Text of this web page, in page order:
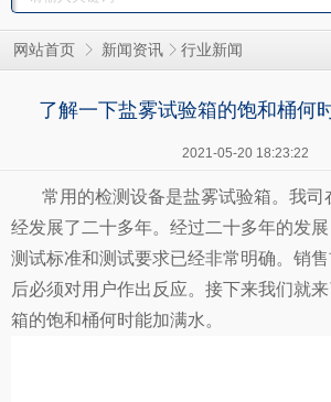
网站首页 新闻资讯 行业新闻
了解一下盐雾试验箱的饱和桶何
2021-05-20 18:23:22
常用的检测设备是盐雾试验箱。我司
经发展了二十多年。经过二十多年的发展
测试标准和测试要求已经非常明确。销
后必须对用户作出反应。接下来我们就
箱的饱和桶何时能加满水。